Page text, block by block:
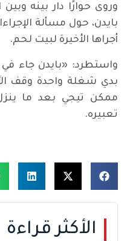
وروى حوارًا دار بينه
بايدن، حول مسألة
أجراها الأخيرة لبيت لحم.
واستطرد: «بايدن جاء في
بدي شغلة واحدة وقف
ممكن تيجي بعد ما
تعبيره.
الأكثر قراءة